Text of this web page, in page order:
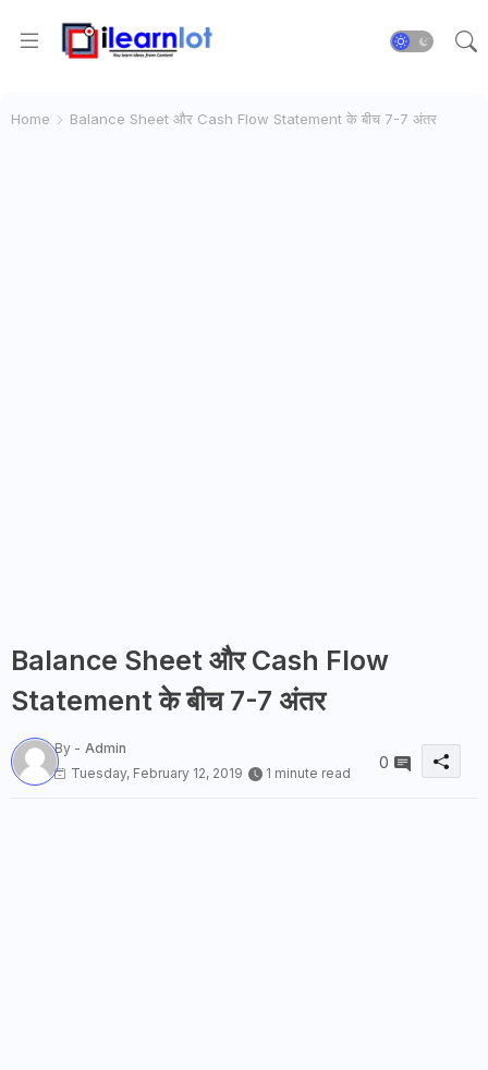
Home Balance Sheet और Cash Flow Statement के बीच 7-7 अंतर
Balance Sheet और Cash Flow
Statement के बीच 7-7 अंतर
By - Admin
Tuesday, February 12, 2019
1 minute read
0